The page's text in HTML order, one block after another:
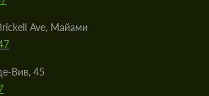
Ave, Майами
Вив, 45